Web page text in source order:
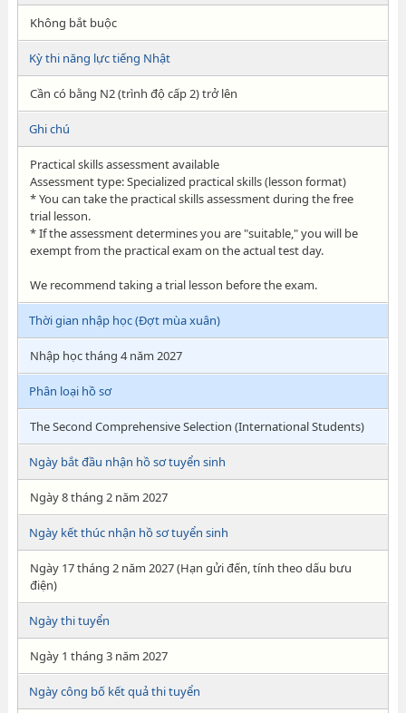
Không bắt buộc
Kỳ thi năng lực tiếng Nhật
Cần có bằng N2 (trình độ cấp 2) trở lên
Ghi chú
Practical skills assessment available
Assessment type: Specialized practical skills (lesson format)
* You can take the practical skills assessment during the free
trial lesson.
* If the assessment determines you are "suitable," you will be
exempt from the practical exam on the actual test day.
We recommend taking a trial lesson before the exam.
Thời gian nhập học (Đợt mùa xuân)
Nhập học tháng 4 năm 2027
Phân loại hồ sơ
The Second Comprehensive Selection (International Students)
Ngày bắt đầu nhận hồ sơ tuyển sinh
Ngày 8 tháng 2 năm 2027
Ngày kết thúc nhận hồ sơ tuyển sinh
Ngày 17 tháng 2 năm 2027 (Hạn gửi đến, tính theo dấu bưu
điện)
Ngày thi tuyển
Ngày 1 tháng 3 năm 2027
Ngày công bố kết quả thi tuyển